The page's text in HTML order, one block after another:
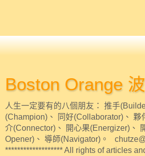
Boston Orange
人生一定要有的八個朋友： 推手
(Champion)、 同好(Collaborator)、 夥
介(Connector)、 開心果(Energizer)、
Opener)、 導師(Navigator)。
******************* All rights of articles